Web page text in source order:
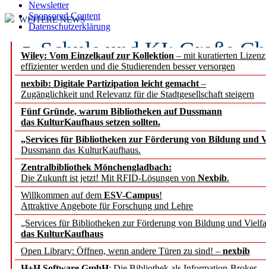
Newsletter
Sponsored Content
Datenschutzerklärung
Wiley: Vom Einzelkauf zur Kollektion – mit kuratierten
effizienter werden und die Studierenden besser versorgen
nexbib: Digitale Partizipation leicht gemacht –
Zugänglichkeit und Relevanz für die Stadtgesellschaft steigern
Fünf Gründe, warum Bibliotheken auf Dussmann
das KulturKaufhaus setzen sollten.
„Services für Bibliotheken zur Förderung von Bildung und
Dussmann das KulturKaufhaus.
Zentralbibliothek Mönchengladbach:
Die Zukunft ist jetzt! Mit RFID-Lösungen von Nexbib.
Willkommen auf dem ESV-Campus!
Attraktive Angebote für Forschung und Lehre
„Services für Bibliotheken zur Förderung von Bildung und
das KulturKaufhaus
Open Library: Öffnen, wenn andere Türen zu sind! – nexbib
WEITERE NEWS
Schule und KI: Große
Voraussetzungen
Erfolgreiches erstes
Segment Research –
angepasst
konstruktiv!
Mohr Siebeck
und die Zeitschrift für